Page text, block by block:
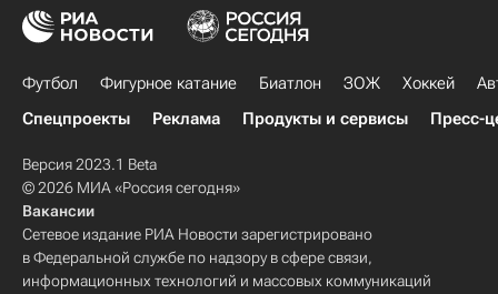
Футбол Фигурное катание Биатлон ЗОЖ Хоккей
Спецпроекты
Реклама Продукты и сервисы Пресс-
Версия 2023.1 Beta
© 2026 МИА «Россия сегодня»
Вакансии
Сетевое издание РИА Новости зарегистрировано
в Федеральной службе по надзору в сфере связи,
информационных технологий и массовых коммуникаций